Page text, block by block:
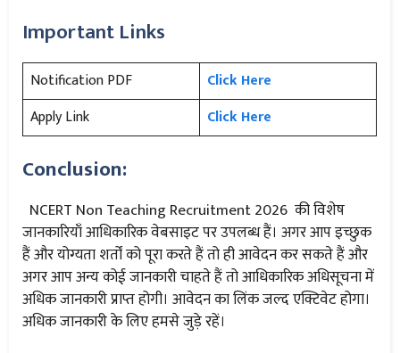
Important Links
Notification PDF
Click Here
Apply Link
Click Here
Conclusion:
NCERT Non Teaching Recruitment 2026 की विशेष
जानकारियाँ आधिकारिक वेबसाइट पर उपलब्ध हैं। अगर आप इच्छुक
हैं और योग्यता शर्तों को पूरा करते हैं तो ही आवेदन कर सकते हैं और
अगर आप अन्य कोई जानकारी चाहते हैं तो आधिकारिक अधिसूचना में
अधिक जानकारी प्राप्त होगी। आवेदन का लिंक जल्द एक्टिवेट होगा।
अधिक जानकारी के लिए हमसे जुड़े रहें।